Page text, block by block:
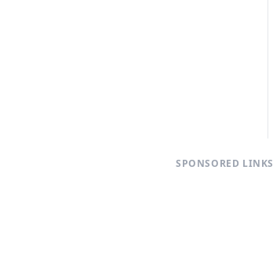
SPONSORED LINKS